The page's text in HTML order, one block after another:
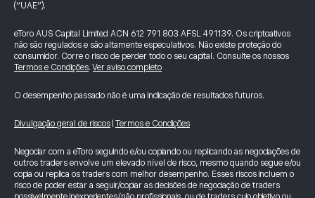
(“UAE”).
eToro AUS Capital Limited ACN 612 791 803 AFSL 491139. Os criptoativos
não são regulados e são altamente especulativos. Não existe proteção do
consumidor. Corre o risco de perder todo o seu capital. Consulte os nossos
Termos e Condições.Ver aviso completo
O desempenho passado não é uma indicação de resultados futuros.
Divulgação geral de riscos Termos e Condições
Negociar com a eToro seguindo e/ou copiando ou replicando as negociações de
outros traders envolve um elevado nível de risco, mesmo quando segue e/ou
copia ou replica os traders com melhor desempenho. Esses riscos incluem o
risco de poder estar a seguir/copiar as decisões de negociação de traders